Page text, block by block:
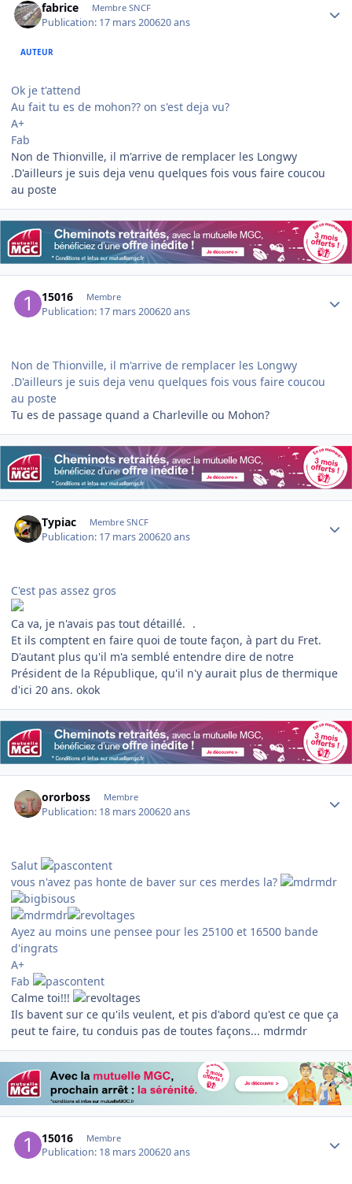
fabrice Membre SNCF
Publication: 17 mars 200620 ans
AUTEUR
Ok je t'attend
Au fait tu es de mohon?? on s'est deja vu?
A+
Fab
Non de Thionville, il m'arrive de remplacer les Longwy
.D'ailleurs je suis deja venu quelques fois vous faire coucou
au poste
15016 Membre
Publication: 17 mars 200620 ans
Non de Thionville, il m'arrive de remplacer les Longwy
.D'ailleurs je suis deja venu quelques fois vous faire coucou
au poste
Tu es de passage quand a Charleville ou Mohon?
Typiac Membre SNCF
Publication: 17 mars 200620 ans
C'est pas assez gros
Ca va, je n'avais pas tout détaillé. .
Et ils comptent en faire quoi de toute façon, à part du Fret.
D'autant plus qu'il m'a semblé entendre dire de notre
Président de la République, qu'il n'y aurait plus de thermique
d'ici 20 ans. okok
ororboss Membre
Publication: 18 mars 200620 ans
Salut
vous n'avez pas honte de baver sur ces merdes la?
Ayez au moins une pensee pour les 25100 et 16500 bande
d'ingrats
A+
Fab
Calme toi!!!
Ils bavent sur ce qu'ils veulent, et pis d'abord qu'est ce que ça
peut te faire, tu conduis pas de toutes façons... mdrmdr
15016 Membre
Publication: 18 mars 200620 ans